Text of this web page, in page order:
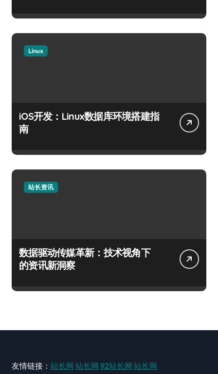
Linux
iOS开发：Linux数据库环境搭建指
南
站长资讯
数据驱动传媒革新：技术视角下
的资讯新洞察
友情链接： 站长网 站长网 92站长网 站长网